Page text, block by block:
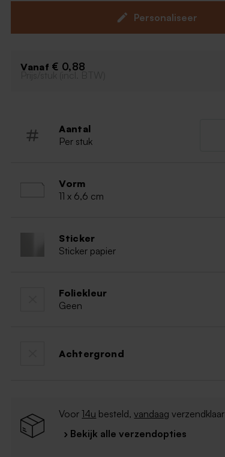
Personaliseer
Vanaf € 0,88
Prijs/stuk (incl. BTW)
Aantal
Per stuk
Vorm
11 x 6,6 cm
Sticker
Sticker papier
Foliekleur
Geen
Achtergrond
Voor14u besteld,vandaag verzendklaar
› Bekijk alle verzendopties